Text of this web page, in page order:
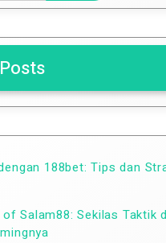
188bet: Tips dan
Salam88: Sekilas Taktik